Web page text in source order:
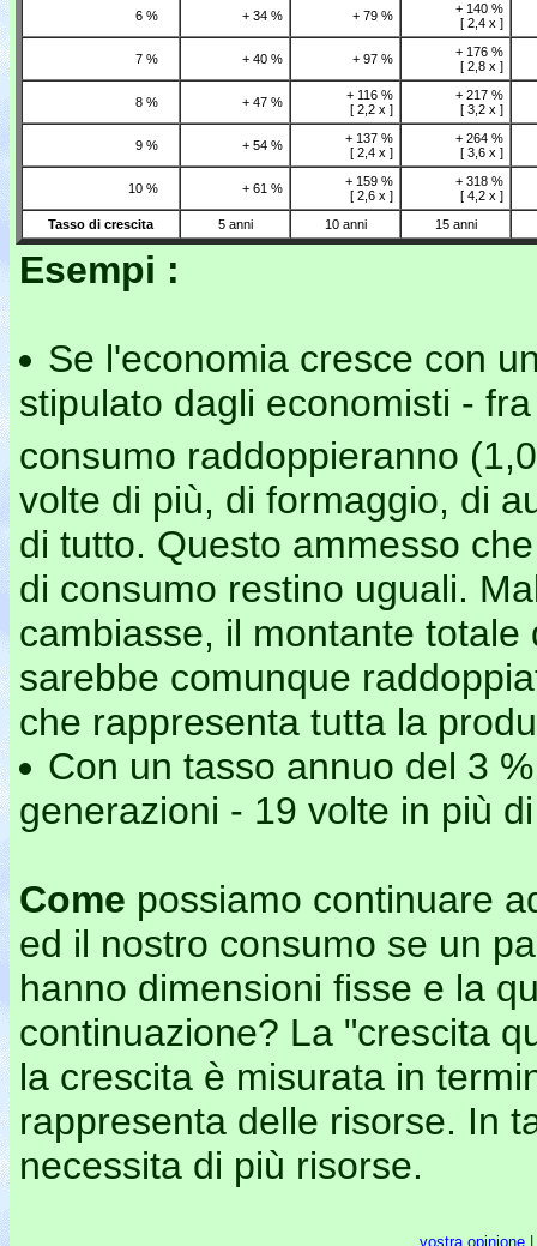
6 % + 34 % + 79 %
+ 140 %
[ 2,4 x ]
7 % + 40 % + 97 %
+ 176 %
[ 2,8 x ]
8 % + 47 %
+ 116 %
[ 2,2 x ]
+ 217 %
[ 3,2 x ]
9 % + 54 %
+ 137 %
[ 2,4 x ]
+ 264 %
[ 3,6 x ]
10 % + 61 %
+ 159 %
[ 2,6 x ]
+ 318 %
[ 4,2 x ]
Tasso di crescita
5 anni 10 anni 15 anni
Esempi :
Se l'economia cresce con
stipulato dagli economisti -
consumo raddoppieranno
volte di più, di formaggio, di
di tutto. Questo ammesso
di consumo restino uguali.
cambiasse, il montante
sarebbe comunque
che rappresenta tutta la
Con un tasso annuo del 3
generazioni - 19 volte in più
Come possiamo continuare
ed il nostro consumo se un
hanno dimensioni fisse e la
continuazione? La "crescita
la crescita è misurata in
rappresenta delle risorse. In
necessita di più risorse.
vostra opinione|